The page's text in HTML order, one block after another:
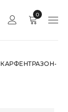
0
КАРФЕНТРАЗОН-